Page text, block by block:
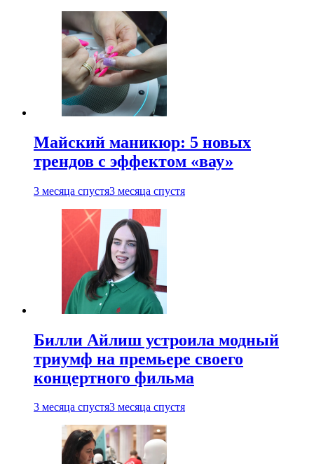
Майский маникюр: 5 новых
трендов с эффектом «вау»
3 месяца спустя3 месяца спустя
Билли Айлиш устроила модный
триумф на премьере своего
концертного фильма
3 месяца спустя3 месяца спустя